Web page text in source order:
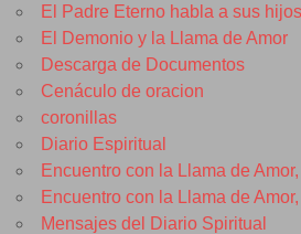
El Padre Eterno habla a sus hijos
El Demonio y la Llama de Amor
Descarga de Documentos
Cenáculo de oracion
coronillas
Diario Espiritual
Encuentro con la Llama de Amor,
Encuentro con la Llama de
Mensajes del Diario Spiritual